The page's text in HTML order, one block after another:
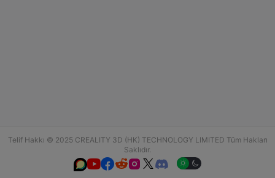
Telif Hakkı © 2025 CREALITY 3D (HK) TECHNOLOGY LIMITED Tüm Hakları
Saklıdır.
  